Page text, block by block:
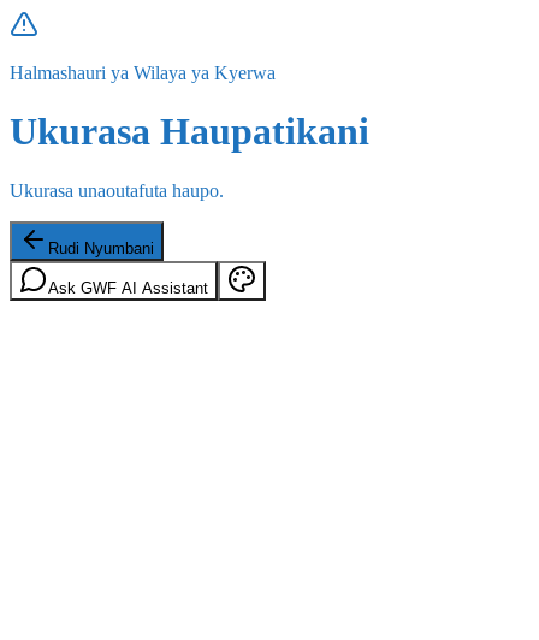
Halmashauri ya Wilaya ya Kyerwa
Ukurasa Haupatikani
Ukurasa unaoutafuta haupo.
Rudi Nyumbani
Ask GWF AI Assistant